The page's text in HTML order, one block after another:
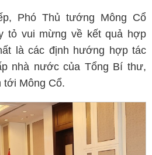
Phó Thủ tướng Mông Cổ
tỏ vui mừng về kết quả hợp
là các định hướng hợp tác
nhà nước của Tổng Bí thư,
tới Mông Cổ.